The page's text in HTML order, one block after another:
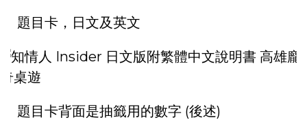
題目卡，日文及英文
題目卡背面是抽籤用的數字 (後述)